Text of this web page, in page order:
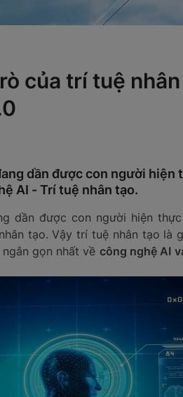
của trí tuệ
dần được con người hiện
AI - Trí tuệ nhân tạo.
dần được con người hiện
tạo. Vậy trí tuệ nhân tạo là
gọn nhất về công nghệ AI